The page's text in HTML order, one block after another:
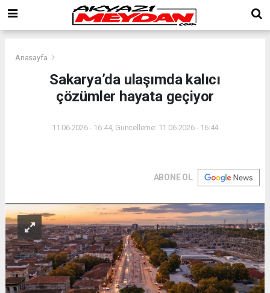
Anasayfa
Sakarya’da ulaşımda kalıcı
çözümler hayata geçiyor
11.06.2026 - 16:44, Güncelleme: 11.06.2026 - 16:44
ABONE OL